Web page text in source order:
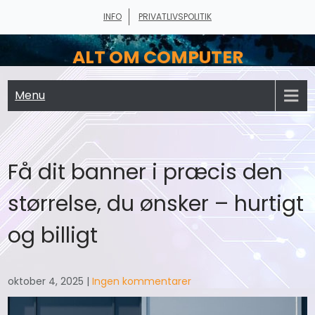
content
INFO PRIVATLIVSPOLITIK
ALT OM COMPUTER
Menu
Få dit banner i præcis den
størrelse, du ønsker – hurtigt
og billigt
oktober 4, 2025 |Ingen kommentarer